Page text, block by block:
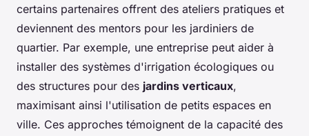
certains partenaires offrent des ateliers pratiques et
deviennent des mentors pour les jardiniers de
quartier. Par exemple, une entreprise peut aider à
installer des systèmes d'irrigation écologiques ou
des structures pour des jardins verticaux,
maximisant ainsi l'utilisation de petits espaces en
ville. Ces approches témoignent de la capacité des